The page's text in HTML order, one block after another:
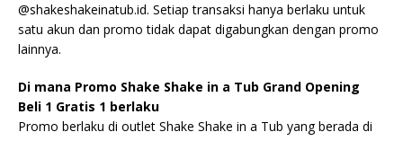
@shakeshakeinatub.id. Setiap transaksi hanya berlaku untuk
satu akun dan promo tidak dapat digabungkan dengan promo
lainnya.
Di mana Promo Shake Shake in a Tub Grand Opening
Beli 1 Gratis 1 berlaku
Promo berlaku di outlet Shake Shake in a Tub yang berada di